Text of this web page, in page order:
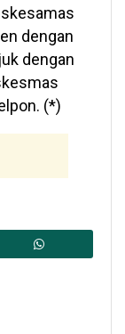
dengan
dengan
(*)